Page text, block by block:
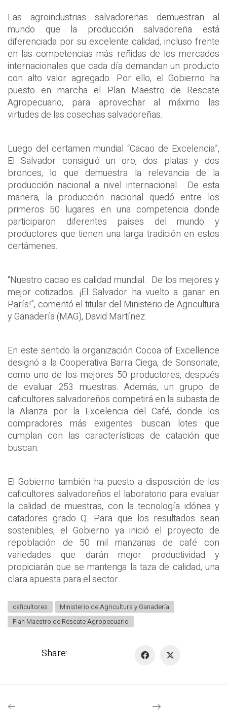
Las agroindustrias salvadoreñas demuestran al
mundo que la producción salvadoreña está
diferenciada por su excelente calidad, incluso frente
en las competencias más reñidas de los mercados
internacionales que cada día demandan un producto
con alto valor agregado. Por ello, el Gobierno ha
puesto en marcha el Plan Maestro de Rescate
Agropecuario, para aprovechar al máximo las
virtudes de las cosechas salvadoreñas.
Luego del certamen mundial “Cacao de Excelencia”,
El Salvador consiguió un oro, dos platas y dos
bronces, lo que demuestra la relevancia de la
producción nacional a nivel internacional.
De esta
manera, la producción nacional quedó entre los
primeros 50 lugares en una competencia donde
participaron diferentes países del mundo y
productores que tienen una larga tradición en estos
certámenes.
“Nuestro cacao es calidad mundial. De los mejores y
mejor cotizados. ¡El Salvador ha vuelto a ganar en
París!”, comentó el titular del Ministerio de Agricultura
y Ganadería (MAG), David Martínez.
En este sentido la organización Cocoa of Excellence
designó a la Cooperativa Barra Ciega, de Sonsonate,
como uno de los mejores 50 productores, después
de evaluar 253 muestras. Además, un grupo de
caficultores salvadoreños competirá en la subasta de
la Alianza por la Excelencia del Café, donde los
compradores más exigentes buscan lotes que
cumplan con las características de catación que
buscan.
El Gobierno también ha puesto a disposición de los
caficultores salvadoreños el laboratorio para evaluar
la calidad de muestras, con la tecnología idónea y
catadores grado Q. Para que los resultados sean
sostenibles, el Gobierno ya inició el proyecto de
repoblación de 50 mil manzanas de café con
variedades que darán mejor productividad y
propiciarán que se mantenga la taza de calidad, una
clara apuesta para el sector.
caficultores
Ministerio de Agricultura y Ganadería
Plan Maestro de Rescate Agropecuario
Share: